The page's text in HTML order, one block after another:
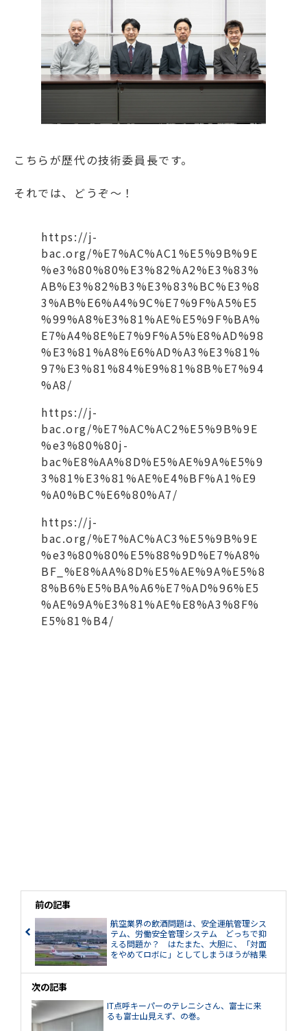
こちらが歴代の技術委員長です。
それでは、どうぞ～！
https://j-
bac.org/%E7%AC%AC1%E5%9B%9E
%e3%80%80%E3%82%A2%E3%83%
AB%E3%82%B3%E3%83%BC%E3%8
3%AB%E6%A4%9C%E7%9F%A5%E5
%99%A8%E3%81%AE%E5%9F%BA%
E7%A4%8E%E7%9F%A5%E8%AD%98
%E3%81%A8%E6%AD%A3%E3%81%
97%E3%81%84%E9%81%8B%E7%94
%A8/
https://j-
bac.org/%E7%AC%AC2%E5%9B%9E
%e3%80%80j-
bac%E8%AA%8D%E5%AE%9A%E5%9
3%81%E3%81%AE%E4%BF%A1%E9
%A0%BC%E6%80%A7/
https://j-
bac.org/%E7%AC%AC3%E5%9B%9E
%e3%80%80%E5%88%9D%E7%A8%
BF_%E8%AA%8D%E5%AE%9A%E5%8
8%B6%E5%BA%A6%E7%AD%96%E5
%AE%9A%E3%81%AE%E8%A3%8F%
E5%81%B4/
前の記事
航空業界の飲酒問題は、安全運航管理シス
テム、労働安全管理システム どっちで抑
える問題か？ はたまた、大胆に、「対面
をやめてロボに」としてしまうほうが結果
次の記事
IT点呼キーパーのテレニシさん、富士に来
るも富士山見えず、の巻。